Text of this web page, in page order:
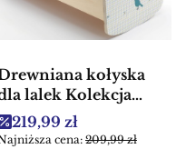
kołyska
lalek Kolekcja
Djeco -
dla lalek
Cena promocyjna
219,99 zł
cena:209,99 zł